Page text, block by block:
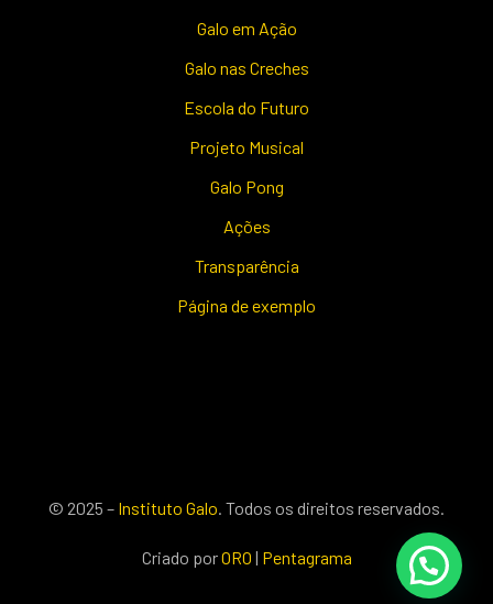
Galo em Ação
Galo nas Creches
Escola do Futuro
Projeto Musical
Galo Pong
Ações
Transparência
Página de exemplo
© 2025 – Instituto Galo . Todos os direitos reservados.
Criado porORO | Pentagrama